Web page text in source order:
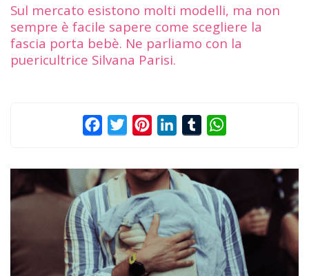
Sul mercato esistono molti modelli, ma non
sempre è facile sapere come scegliere la
fascia porta bebè. Ne parliamo con la
puericultrice Silvana Parisi.
FacebookTwitterPinterestLinkedInTumblr